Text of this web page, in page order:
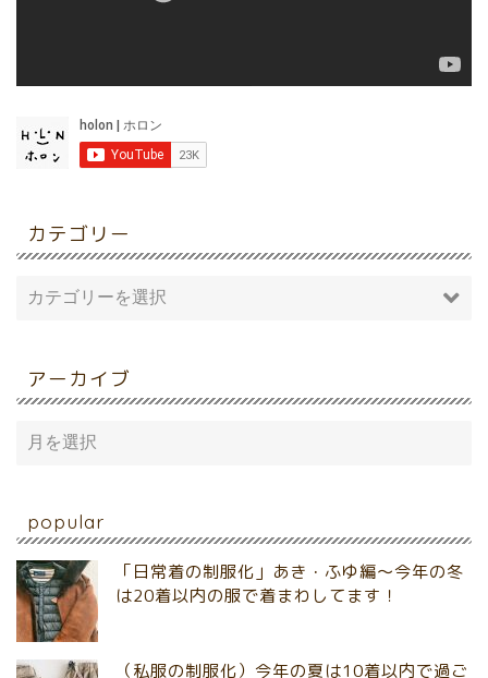
カテゴリー
アーカイブ
popular
「日常着の制服化」あき・ふゆ編～今年の冬
は20着以内の服で着まわしてます！
（私服の制服化）今年の夏は10着以内で過ご